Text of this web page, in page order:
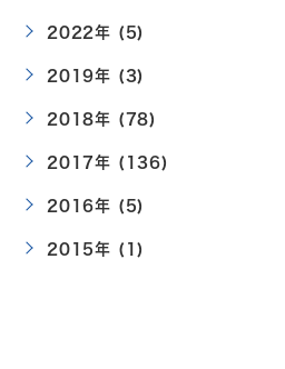
2022年 (5)
2019年 (3)
2018年 (78)
2017年 (136)
2016年 (5)
2015年 (1)